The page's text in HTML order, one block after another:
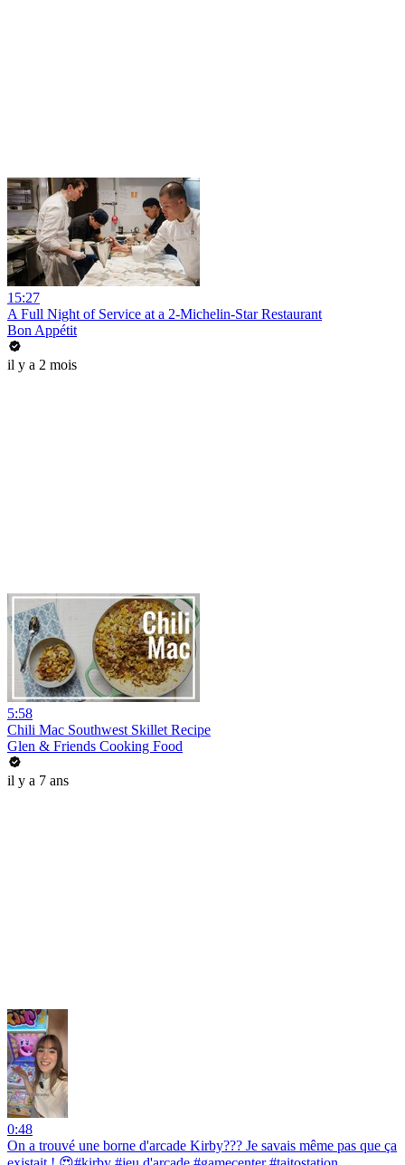
15:27
A Full Night of Service at a 2-Michelin-Star Restaurant
Bon Appétit
il y a 2 mois
5:58
Chili Mac Southwest Skillet Recipe
Glen & Friends Cooking Food
il y a 7 ans
0:48
On a trouvé une borne d'arcade Kirby??? Je savais même pas que ça